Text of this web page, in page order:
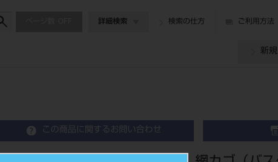
詳細検索 検索の仕方 ご利用方法
新
この商品に関するお問い合わせ